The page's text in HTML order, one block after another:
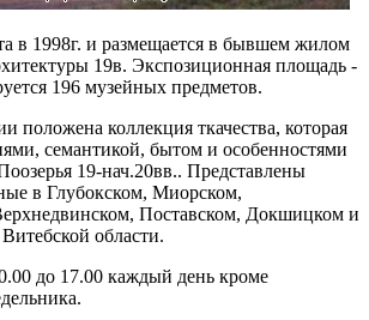
в 1998г. и размещается в бывшем жилом
19в. Экспозиционная площадь -
196 музейных предметов.
положена коллекция ткачества, которая
семантикой, бытом и особенностями
19-нач.20вв.. Представлены
в Глубокском, Миорском,
Поставском, Докшицком и
области.
до 17.00 каждый день кроме